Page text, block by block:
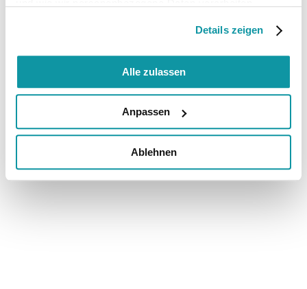
Details zeigen
Alle zulassen
Anpassen
Ablehnen